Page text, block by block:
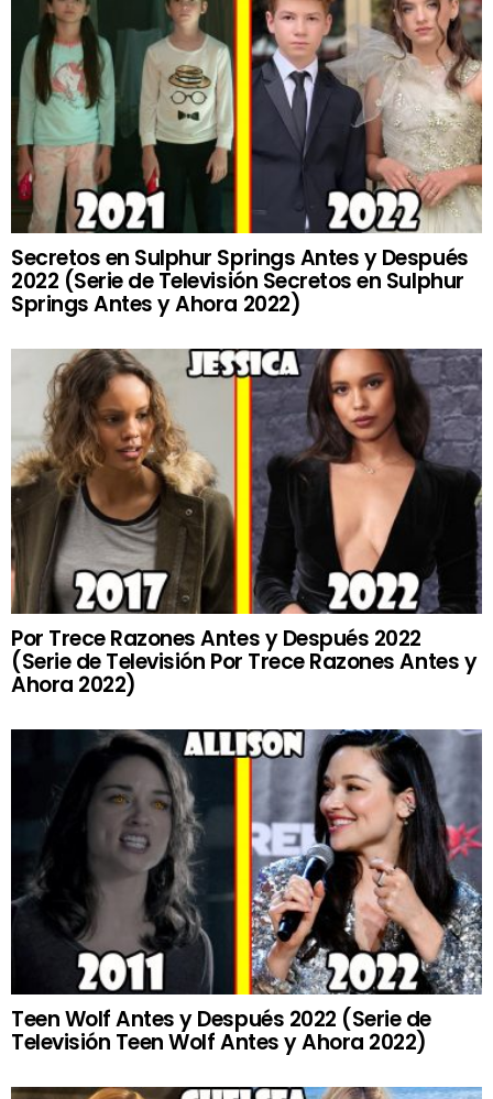
Secretos en Sulphur Springs Antes y Después
2022 (Serie de Televisión Secretos en Sulphur
Springs Antes y Ahora 2022)
Por Trece Razones Antes y Después 2022
(Serie de Televisión Por Trece Razones Antes y
Ahora 2022)
Teen Wolf Antes y Después 2022 (Serie de
Televisión Teen Wolf Antes y Ahora 2022)